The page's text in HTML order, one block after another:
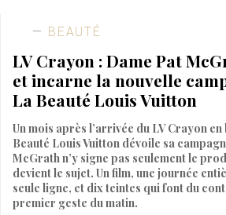
BEAUTÉ
LV Crayon : Dame Pat
et incarne la nouvelle
La Beauté Louis Vuitton
Un mois après l’arrivée du LV Crayon
Beauté Louis Vuitton dévoile sa
McGrath n’y signe pas seulement le
devient le sujet. Un film, une journée
seule ligne, et dix teintes qui font du
premier geste du matin.